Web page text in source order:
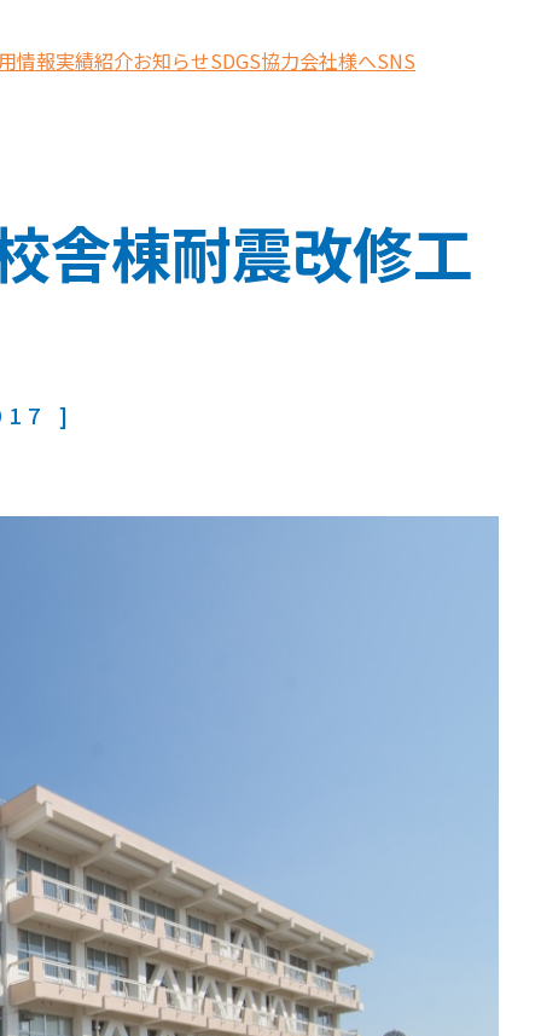
情報実績紹介お知らせSDGS協力会社様へSNS
舎棟耐震改修工
]